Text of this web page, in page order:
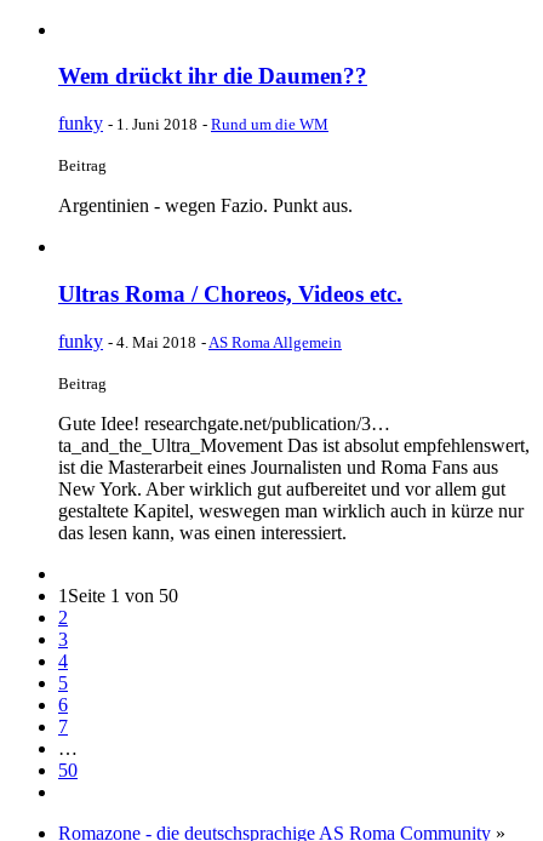
Wem drückt ihr die Daumen??
funky - 1. Juni 2018 - Rund um die WM
Beitrag
Argentinien - wegen Fazio. Punkt aus.
Ultras Roma / Choreos, Videos etc.
funky - 4. Mai 2018 - AS Roma Allgemein
Beitrag
Gute Idee! researchgate.net/publication/3…
ta_and_the_Ultra_Movement Das ist absolut empfehlenswert,
ist die Masterarbeit eines Journalisten und Roma Fans aus
New York. Aber wirklich gut aufbereitet und vor allem gut
gestaltete Kapitel, weswegen man wirklich auch in kürze nur
das lesen kann, was einen interessiert.
1 Seite 1 von 50
2
3
4
5
6
7
…
50
Romazone - die deutschsprachige AS Roma Community »